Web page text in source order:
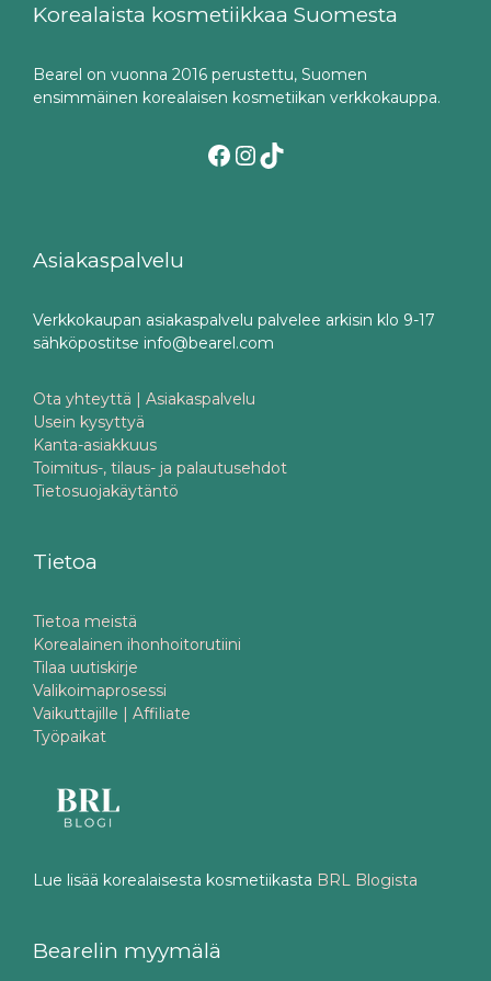
Korealaista kosmetiikkaa Suomesta
Bearel on vuonna 2016 perustettu, Suomen
ensimmäinen korealaisen kosmetiikan verkkokauppa.
Facebook
Instagram
TikTok
Asiakaspalvelu
Verkkokaupan asiakaspalvelu palvelee arkisin klo 9-17
sähköpostitse info@bearel.com
Ota yhteyttä | Asiakaspalvelu
Usein kysyttyä
Kanta-asiakkuus
Toimitus-, tilaus- ja palautusehdot
Tietosuojakäytäntö
Tietoa
Tietoa meistä
Korealainen ihonhoitorutiini
Tilaa uutiskirje
Valikoimaprosessi
Vaikuttajille | Affiliate
Työpaikat
Lue lisää korealaisesta kosmetiikasta BRL Blogista
Bearelin myymälä